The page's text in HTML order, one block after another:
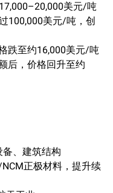
美元/吨
100,000美元/吨，创
跌至约16,000美元/吨
后，价格回升至约
、建筑结构
正极材料，提升续